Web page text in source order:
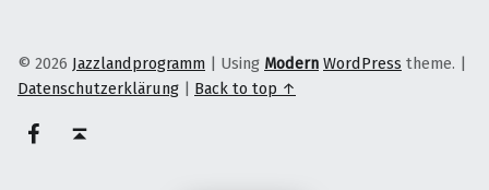
© 2026 Jazzlandprogramm Using Modern WordPress theme.
Datenschutzerklärung
Back to top ↑